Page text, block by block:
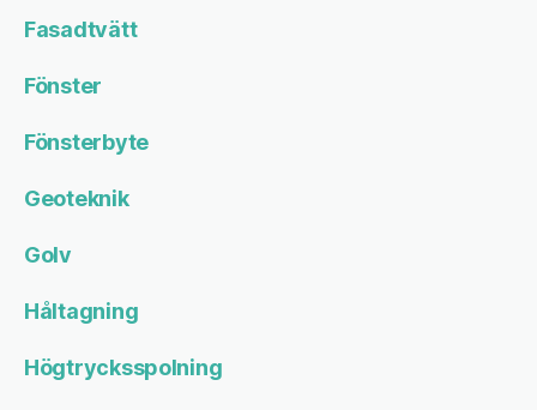
Fasadtvätt
Fönster
Fönsterbyte
Geoteknik
Golv
Håltagning
Högtrycksspolning